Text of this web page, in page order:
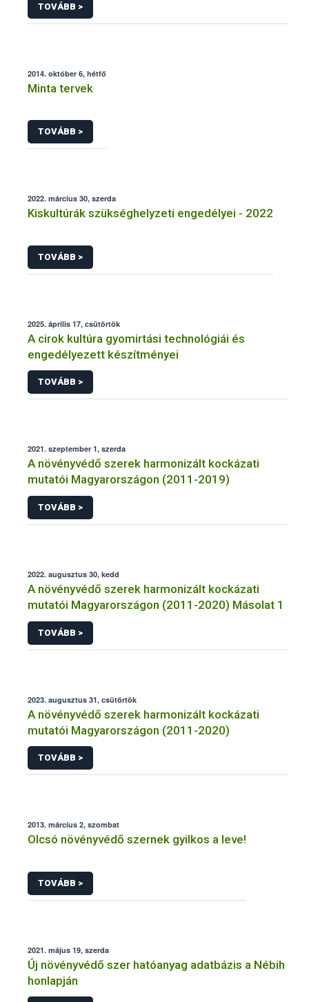
TOVÁBB >
2014. október 6, hétfő
Minta tervek
TOVÁBB >
2022. március 30, szerda
Kiskultúrák szükséghelyzeti engedélyei - 2022
TOVÁBB >
2025. április 17, csütörtök
A cirok kultúra gyomirtási technológiái és
engedélyezett készítményei
TOVÁBB >
2021. szeptember 1, szerda
A növényvédő szerek harmonizált kockázati
mutatói Magyarországon (2011-2019)
TOVÁBB >
2022. augusztus 30, kedd
A növényvédő szerek harmonizált kockázati
mutatói Magyarországon (2011-2020) Másolat 1
TOVÁBB >
2023. augusztus 31, csütörtök
A növényvédő szerek harmonizált kockázati
mutatói Magyarországon (2011-2020)
TOVÁBB >
2013. március 2, szombat
Olcsó növényvédő szernek gyilkos a leve!
TOVÁBB >
2021. május 19, szerda
Új növényvédő szer hatóanyag adatbázis a Nébih
honlapján